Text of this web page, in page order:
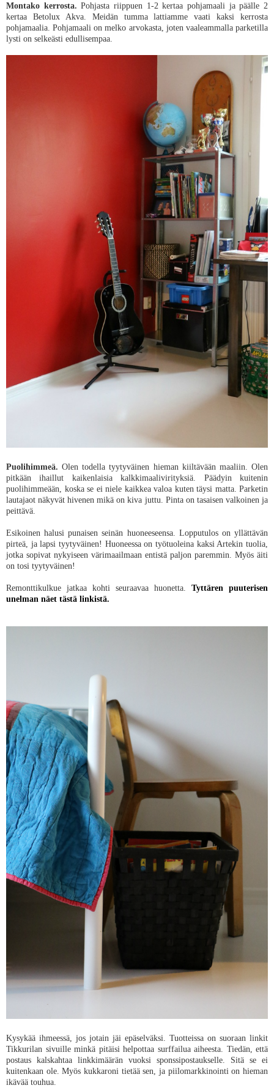
Montako kerrosta.Pohjasta riippuen 1-2 kertaa pohjamaali ja päälle 2
kertaa Betolux Akva. Meidän tumma lattiamme vaati kaksi kerrosta
pohjamaalia. Pohjamaali on melko arvokasta, joten vaaleammalla parketilla
lysti on selkeästi edullisempaa.
Puolihimmeä.Olen todella tyytyväinen hieman kiiltävään maaliin. Olen
pitkään ihaillut kaikenlaisia kalkkimaalivirityksiä. Päädyin kuitenin
puolihimmeään, koska se ei niele kaikkea valoa kuten täysi matta. Parketin
lautajaot näkyvät hivenen mikä on kiva juttu. Pinta on tasaisen valkoinen ja
peittävä.
Esikoinen halusi punaisen seinän huoneeseensa. Lopputulos on yllättävän
pirteä, ja lapsi tyytyväinen! Huoneessa on työtuoleina kaksi Artekin tuolia,
jotka sopivat nykyiseen värimaailmaan entistä paljon paremmin. Myös äiti
on tosi tyytyväinen!
Remonttikulkue jatkaa kohti seuraavaa huonetta. Tyttären puuterisen
unelman näet tästä linkistä.
Kysykää ihmeessä, jos jotain jäi epäselväksi. Tuotteissa on suoraan linkit
Tikkurilan sivuille minkä pitäisi helpottaa surffailua aiheesta. Tiedän, että
postaus kalskahtaa linkkimäärän vuoksi sponssipostaukselle. Sitä se ei
kuitenkaan ole. Myös kukkaroni tietää sen, ja piilomarkkinointi on hieman
ikävää touhua.